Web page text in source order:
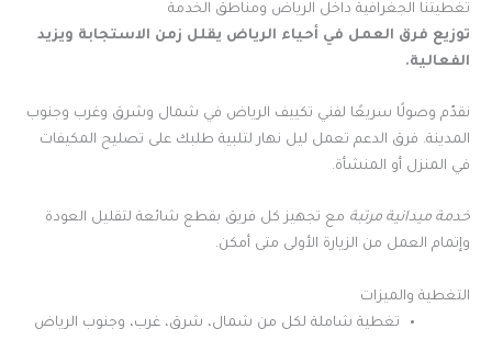
تغطيتنا الجغرافية داخل الرياض ومناطق الخدمة
توزيع فرق العمل في أحياء الرياض يقلل زمن الاستجابة ويزيد
الفعالية.
نقدّم وصولًا سريعًا لفني تكييف الرياض في شمال وشرق وغرب وجنوب
المدينة. فرق الدعم تعمل ليل نهار لتلبية طلبك على تصليح المكيفات
في المنزل أو المنشأة.
خدمة ميدانية مرتبة مع تجهيز كل فريق بقطع شائعة لتقليل العودة
وإتمام العمل من الزيارة الأولى متى أمكن.
التغطية والميزات
تغطية شاملة لكل من شمال، شرق، غرب، وجنوب الرياض